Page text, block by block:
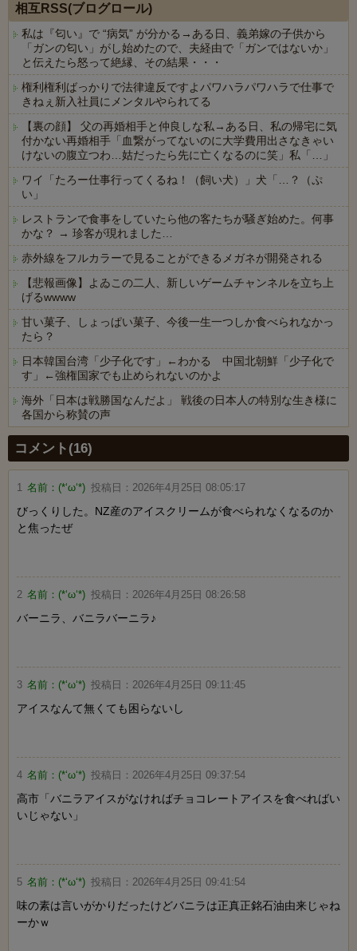
相互RSS(ブログロール)
私は『匂い』で “病気” が分かる→ある日、義弟嫁の子供から
「ガンの匂い」がし始めたので、夫経由で「ガンではないか」
と伝えたら怒って絶縁、その結果・・・
権利権利ばっかりで法律違反ですよパワハラパワハラで仕事で
きねぇ新入社員にメンタルやられてる
【裏の顔】 父の再婚相手と仲良しな私→ある日、私の帰宅に気
付かない再婚相手「血繋がってないのに大学費用出さなきゃい
けないの腹立つわ…姑だったら先に亡くなるのに笑」私「…」
ワイ「たろー仕事行ってくるね！（飼い犬）」犬「…？（ぷ
い」
レストランで食事をしていたら他の客たちが騒ぎ始めた。何事
かな？ → 珍客が現れました…
赤外線をフルカラーで見ることができるメガネが開発される
【悲報画像】よゐこの二人、新しいゲームチャンネルを立ち上
げるwwww
甘い菓子、しょっぱい菓子、今後一生一つしか食べられなかっ
たら？
日本韓国台湾「少子化です」←わかる 中国北朝鮮「少子化で
す」←強権国家でも止められないのかよ
海外「日本は戦勝国なんだよ」 戦後の日本人の特別な生き様に
各国から称賛の声
Powered by livedoor 相互RSS
コメント(16)
1 名前： (*‘ω‘*) 投稿日： 2026年4月25日 08:05:17
びっくりした。NZ産のアイスクリームが食べられなくなるのか
と焦ったぜ
2 名前： (*‘ω‘*) 投稿日： 2026年4月25日 08:26:58
バーニラ、バニラバーニラ♪
3 名前： (*‘ω‘*) 投稿日： 2026年4月25日 09:11:45
アイスなんて無くても困らないし
4 名前： (*‘ω‘*) 投稿日： 2026年4月25日 09:37:54
高市「バニラアイスがなければチョコレートアイスを食べればい
いじゃない」
5 名前： (*‘ω‘*) 投稿日： 2026年4月25日 09:41:54
味の素は言いがかりだったけどバニラは正真正銘石油由来じゃね
ーかｗ